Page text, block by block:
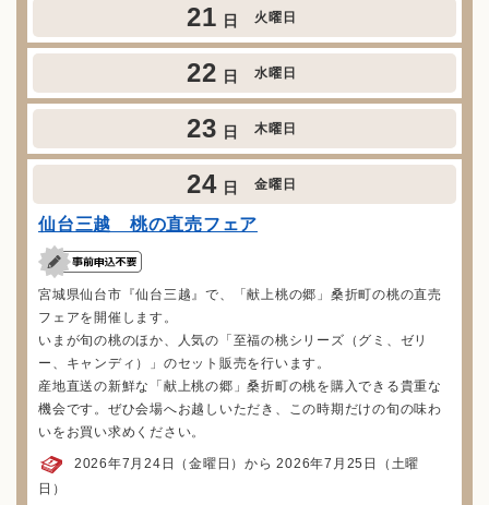
21 日 火曜日
22 日 水曜日
23 日 木曜日
24 日 金曜日
仙台三越 桃の直売フェア
宮城県仙台市『仙台三越』で、「献上桃の郷」桑折町の桃の直売
フェアを開催します。
いまが旬の桃のほか、人気の「至福の桃シリーズ（グミ、ゼリ
ー、キャンディ）」のセット販売を行います。
産地直送の新鮮な「献上桃の郷」桑折町の桃を購入できる貴重な
機会です。ぜひ会場へお越しいただき、この時期だけの旬の味わ
いをお買い求めください。
2026年7月24日（金曜日）から 2026年7月25日（土曜
日）